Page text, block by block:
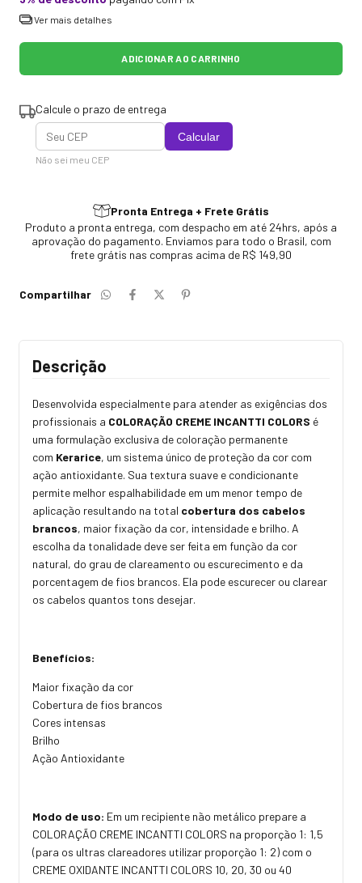
Ver mais detalhes
Calcule o prazo de entrega
Calcular
Não sei meu CEP
Pronta Entrega + Frete Grátis
Produto a pronta entrega, com despacho em até 24hrs, após a
aprovação do pagamento. Enviamos para todo o Brasil, com
frete grátis nas compras acima de R$ 149,90
Compartilhar
Descrição
Desenvolvida especialmente para atender as exigências dos
profissionais a COLORAÇÃO CREME INCANTTI COLORS é
uma formulação exclusiva de coloração permanente
com Kerarice, um sistema único de proteção da cor com
ação antioxidante. Sua textura suave e condicionante
permite melhor espalhabilidade em um menor tempo de
aplicação resultando na total cobertura dos cabelos
brancos, maior fixação da cor, intensidade e brilho. A
escolha da tonalidade deve ser feita em função da cor
natural, do grau de clareamento ou escurecimento e da
porcentagem de fios brancos. Ela pode escurecer ou clarear
os cabelos quantos tons desejar.
Benefícios:
Maior fixação da cor
Cobertura de fios brancos
Cores intensas
Brilho
Ação Antioxidante
Modo de uso: Em um recipiente não metálico prepare a
COLORAÇÃO CREME INCANTTI COLORS na proporção 1: 1,5
(para os ultras clareadores utilizar proporção 1: 2) com o
CREME OXIDANTE INCANTTI COLORS 10, 20, 30 ou 40